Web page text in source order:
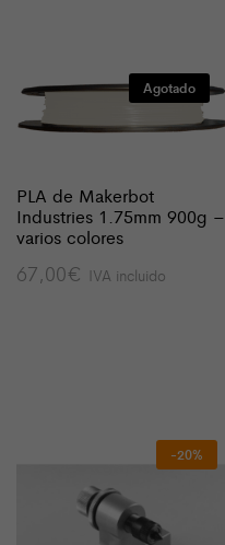
Agotado
PLA de Makerbot
Industries 1.75mm 900g –
varios colores
67,00€ IVA incluido
-20%